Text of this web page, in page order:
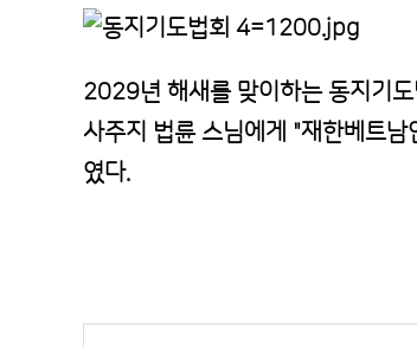
2029년 해새를 맞이하는 동지기
사주지 법륜 스님에게 "재한베트남
였다.